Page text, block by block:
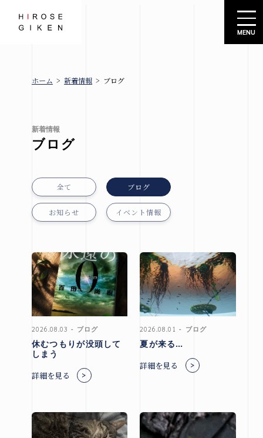
株式会社広瀬技建
ホーム > 新着情報 > ブログ
新着情報
ブログ
全て ブログ
お知らせ イベント情報
2026.08.03 ブログ
休むつもりが没頭して
しまう
詳細を見る
2026.08.01 ブログ
夏が来る…
詳細を見る
広瀬技建
規格住宅
ソーレ-
札幌
市
北見
市
その他
の地域
施工実績
札幌
本店
会社概要